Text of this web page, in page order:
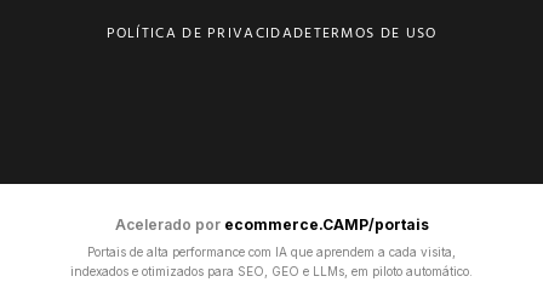
POLÍTICA DE PRIVACIDADETERMOS DE USO
Acelerado por ecommerce.CAMP/portais
Portais de alta performance com IA que aprendem a cada visita,
indexados e otimizados para SEO, GEO e LLMs, em piloto automático.